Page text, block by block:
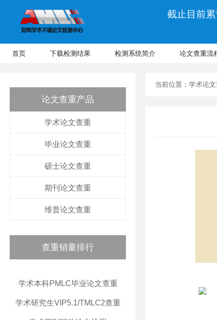
截止目前
首页 下载检测结果 检测系统简介 论文查重流
论文查重产品
学术论文查重
毕业论文查重
硕士论文查重
期刊论文查重
维普论文查重
查重销量排行
学术本科PMLC毕业论文查重
学术研究生VIP5.1/TMLC2查重
当前位置： 学术论